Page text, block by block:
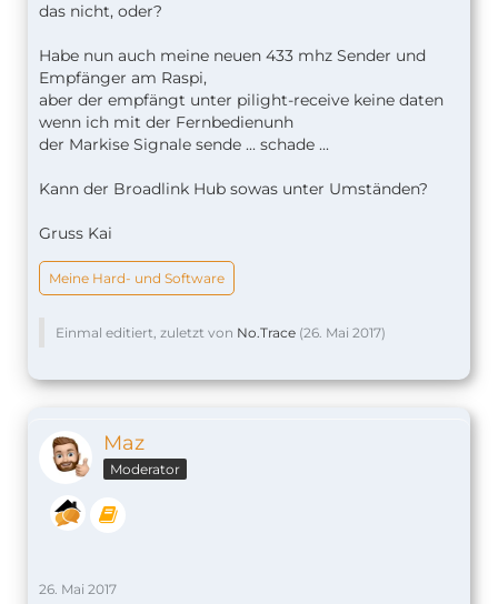
das nicht, oder?
Habe nun auch meine neuen 433 mhz Sender und
Empfänger am Raspi,
aber der empfängt unter pilight-receive keine daten
wenn ich mit der Fernbedienunh
der Markise Signale sende ... schade ...
Kann der Broadlink Hub sowas unter Umständen?
Gruss Kai
Meine Hard- und Software
Einmal editiert, zuletzt von No.Trace (26. Mai 2017)
Maz
Moderator
26. Mai 2017